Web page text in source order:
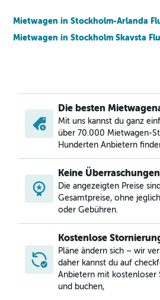
Mietwagen in Stockholm-Arlanda
Mietwagen in Stockholm Skavsta
Die besten
Mit uns kannst du ganz
über 70.000 Mietwagen-
Hunderten Anbietern
Keine Überraschungen
Die angezeigten Preise
Gesamtpreise, ohne
oder Gebühren.
Kostenlose
Pläne ändern sich – wir
daher kannst du auf
Anbietern mit kostenloser
und buchen,